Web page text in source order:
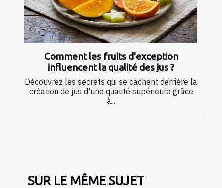
Comment les fruits d'exception
influencent la qualité des jus ?
Découvrez les secrets qui se cachent derrière la
création de jus d'une qualité supérieure grâce
à...
SUR LE MÊME SUJET